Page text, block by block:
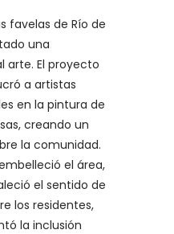
favelas de Río de
una
arte. El proyecto
a artistas
en la pintura de
creando un
la comunidad.
el área,
el sentido de
los residentes,
la inclusión